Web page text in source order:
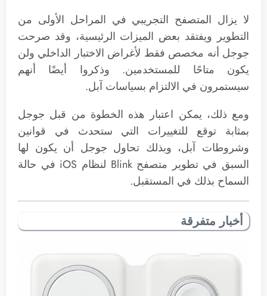
لا يزال المتصفح التجريبي في المراحل الأولى من
التطوير ويفتقد بعض الميزات الرئيسية، وقد صرحت
جوجل أنه مخصص فقط لأغراض الاختبار الداخلي ولن
يكون متاحًا للمستخدمين. وذكروا أيضًا أنهم
سيستمرون في الالتزام بسياسات آبل.
ومع ذلك، يمكن اعتبار هذه الخطوة من قبل جوجل
بمثابة توقع للتغييرات التي ستحدث في قوانين
وشروطات آبل، وبذلك تحاول جوجل أن يكون لها
السبق في تطوير متصفح Blink لنظام iOS في حالة
السماح بذلك في المستقبل.
أخبار متفرقة